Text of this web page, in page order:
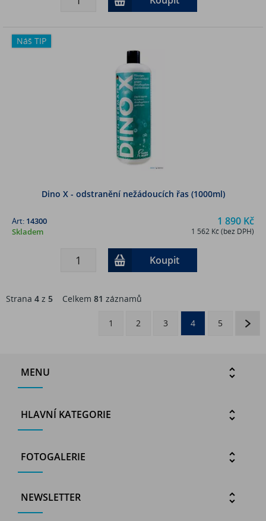
Náš TIP
Dino X - odstranění nežádoucích řas (1000ml)
1 890 Kč
1 562 Kč (bez DPH)
Art: 14300
Skladem
Koupit
Strana 4 z 5 Celkem 81 záznamů
1 2 3 4 5
MENU
HLAVNÍ KATEGORIE
FOTOGALERIE
NEWSLETTER